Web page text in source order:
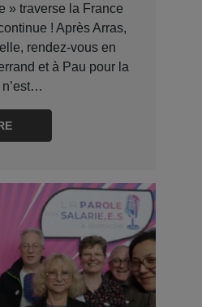
» traverse la France
! Après Arras,
rendez-vous en
et à Pau pour la
n’est…